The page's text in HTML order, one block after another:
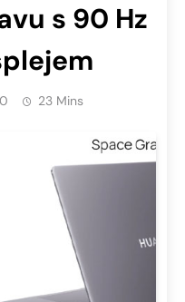
s 90 Hz
0 23 Mins